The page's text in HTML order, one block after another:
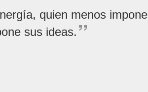
quien menos impone
sus ideas.